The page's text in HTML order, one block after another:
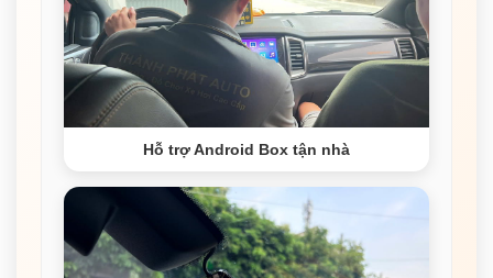
Hỗ trợ Android Box tận nhà